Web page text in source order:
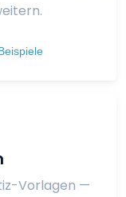
Vorlagen —